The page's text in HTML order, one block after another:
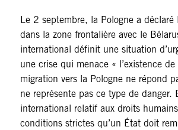
Le 2 septembre, la Pologne a déclaré
dans la zone frontalière avec le
international définit une situation
une crise qui menace « l’existence
migration vers la Pologne ne répond
ne représente pas ce type de danger.
international relatif aux droits
conditions strictes qu’un État doit